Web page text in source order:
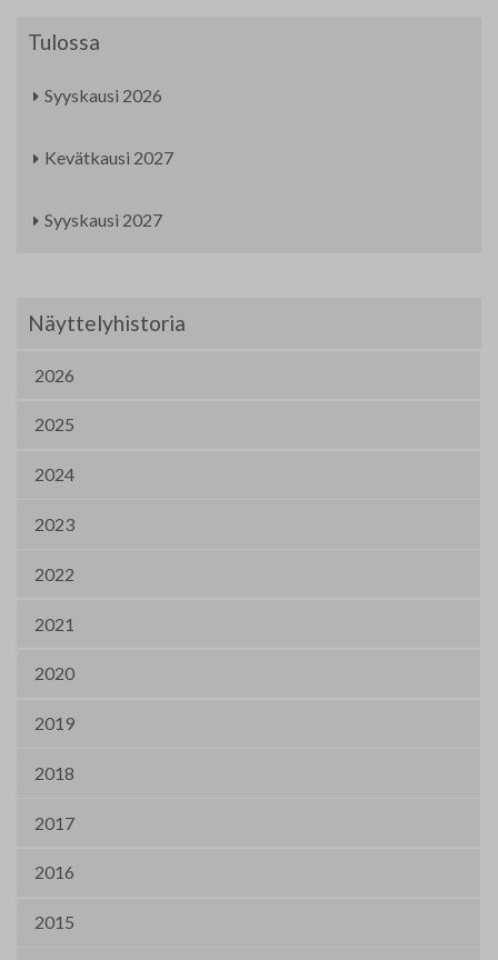
Tulossa
Syyskausi 2026
Kevätkausi 2027
Syyskausi 2027
Näyttelyhistoria
2026
2025
2024
2023
2022
2021
2020
2019
2018
2017
2016
2015